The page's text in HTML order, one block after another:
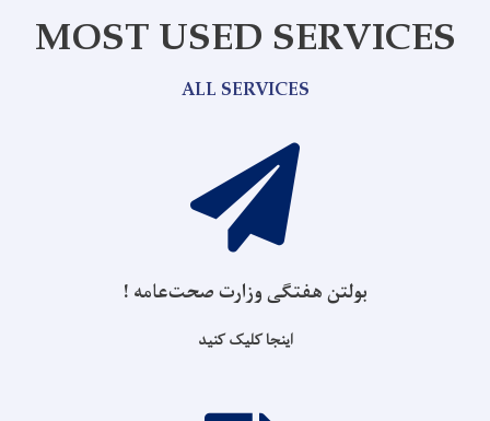
MOST USED SERVICES
ALL SERVICES
بولتن هفتگی وزارت صحت‌عامه !
اینجا کلیک کنید